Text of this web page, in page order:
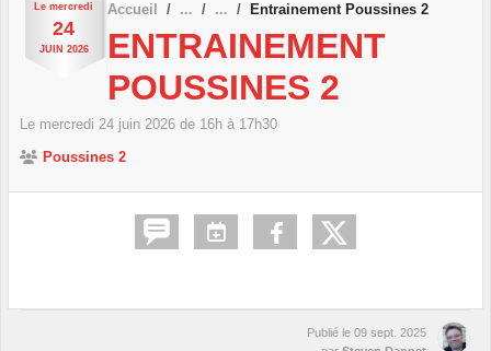
Le mercredi
24
JUIN 2026
Accueil Entrainement Poussines 2
ENTRAINEMENT
POUSSINES 2
Le mercredi 24 juin 2026 de 16h à 17h30
Poussines 2
Publié le 09 sept. 2025